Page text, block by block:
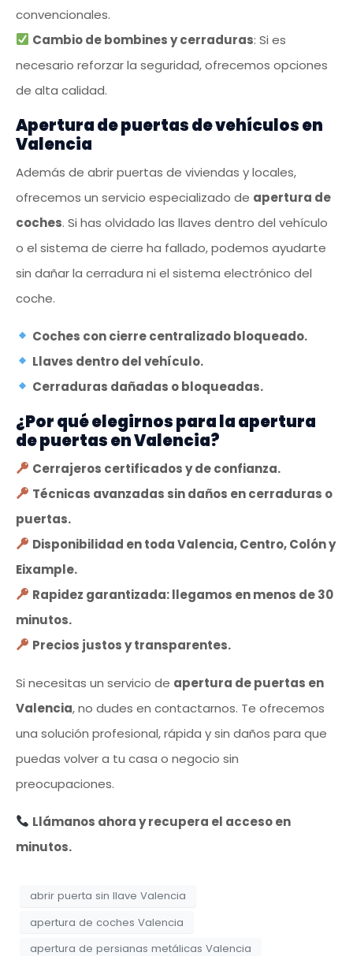
convencionales.
Cambio de bombines y cerraduras: Si es
necesario reforzar la seguridad, ofrecemos opciones
de alta calidad.
Apertura de puertas de vehículos en
Valencia
Además de abrir puertas de viviendas y locales,
ofrecemos un servicio especializado de apertura de
coches. Si has olvidado las llaves dentro del vehículo
o el sistema de cierre ha fallado, podemos ayudarte
sin dañar la cerradura ni el sistema electrónico del
coche.
Coches con cierre centralizado bloqueado.
Llaves dentro del vehículo.
Cerraduras dañadas o bloqueadas.
¿Por qué elegirnos para la apertura
de puertas en Valencia?
Cerrajeros certificados y de confianza.
Técnicas avanzadas sin daños en cerraduras o
puertas.
Disponibilidad en toda Valencia, Centro, Colón y
Eixample.
Rapidez garantizada: llegamos en menos de 30
minutos.
Precios justos y transparentes.
Si necesitas un servicio de apertura de puertas en
Valencia, no dudes en contactarnos. Te ofrecemos
una solución profesional, rápida y sin daños para que
puedas volver a tu casa o negocio sin
preocupaciones.
Llámanos ahora y recupera el acceso en
minutos.
abrir puerta sin llave Valencia
apertura de coches Valencia
apertura de persianas metálicas Valencia